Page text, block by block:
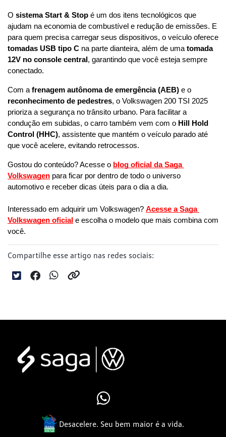
O sistema Start & Stop é um dos itens tecnológicos que
ajudam na economia de combustível e redução de emissões. E
tomadas USB tipo C na parte dianteira, além de uma tomada
12V no console central , garantindo que você esteja sempre
conectado.
Com a frenagem autônoma de emergência (AEB)
reconhecimento de pedestres, o Volkswagen 200 TSI 2025
prioriza a segurança no trânsito urbano. Para facilitar a
condução em subidas, o carro também vem com o Hill Hold
Control (HHC), assistente que mantém o veículo parado até
que você acelere, evitando retrocessos.
Gostou do conteúdo? Acesse o blog oficial da Saga
Volkswagen para ficar por dentro de todo o universo
automotivo e receber dicas úteis para o dia a dia.
Interessado em adquirir um Volkswagen? Acesse a Saga
Volkswagen oficial e escolha o modelo que mais combina com
você.
Compartilhe esse artigo nas redes sociais:
Desacelere. Seu bem maior é a vida.